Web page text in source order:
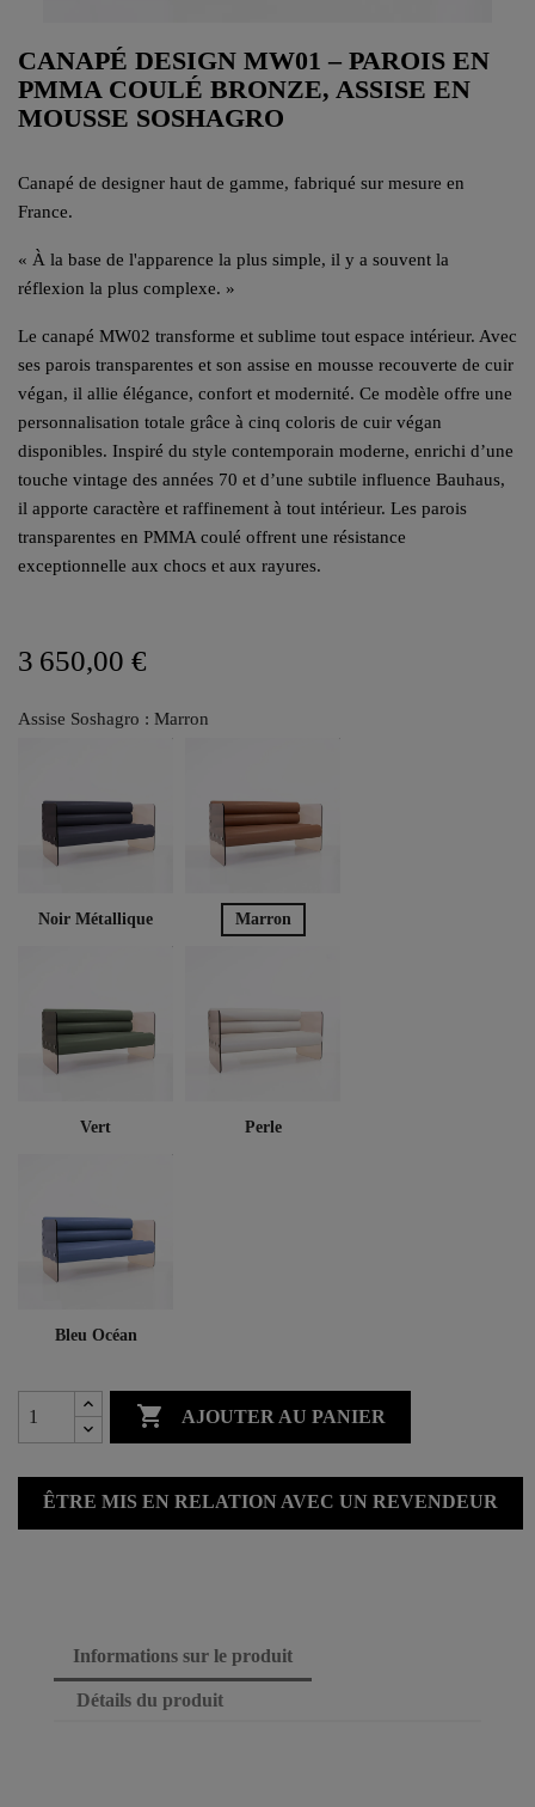
CANAPÉ DESIGN MW01 – PAROIS EN
PMMA COULÉ BRONZE, ASSISE EN
MOUSSE SOSHAGRO
Canapé de designer haut de gamme, fabriqué sur mesure en
France.
« À la base de l'apparence la plus simple, il y a souvent la
réflexion la plus complexe. »
Le canapé MW02 transforme et sublime tout espace intérieur. Avec
ses parois transparentes et son assise en mousse recouverte de cuir
végan, il allie élégance, confort et modernité. Ce modèle offre une
personnalisation totale grâce à cinq coloris de cuir végan
disponibles. Inspiré du style contemporain moderne, enrichi d’une
touche vintage des années 70 et d’une subtile influence Bauhaus,
il apporte caractère et raffinement à tout intérieur. Les parois
transparentes en PMMA coulé offrent une résistance
exceptionnelle aux chocs et aux rayures.
3 650,00 €
Assise Soshagro : Marron
Noir Métallique Marron
Vert Perle
Bleu Océan
 AJOUTER AU PANIER
ÊTRE MIS EN RELATION AVEC UN REVENDEUR
Informations sur le produit
Détails du produit